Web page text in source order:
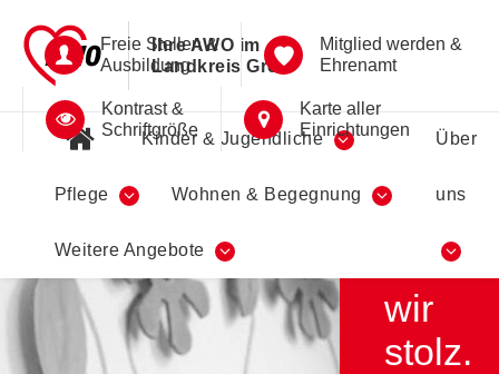
Ihre AWO im
Landkreis Greiz
Freie Stellen &
Ausbildung
Mitglied werden &
Ehrenamt
Kontrast &
Schriftgröße
Karte aller
Einrichtungen
Kinder & Jugendliche
Pflege Wohnen & Begegnung
Weitere Angebote
Über
uns
sind
wir
stolz.